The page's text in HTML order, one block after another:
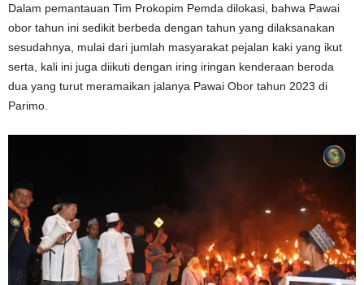
Dalam pemantauan Tim Prokopim Pemda dilokasi, bahwa Pawai
obor tahun ini sedikit berbeda dengan tahun yang dilaksanakan
sesudahnya, mulai dari jumlah masyarakat pejalan kaki yang ikut
serta, kali ini juga diikuti dengan iring iringan kenderaan beroda
dua yang turut meramaikan jalanya Pawai Obor tahun 2023 di
Parimo.